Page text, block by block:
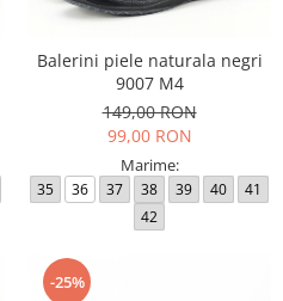
Balerini piele naturala negri
9007 M4
149,00 RON
99,00 RON
Marime:
35 36 37 38 39 40
41
42
-25%